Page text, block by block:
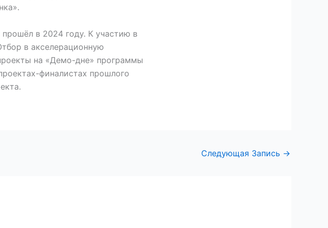
в 2024 году. К участию в
в акселерационную
на «Демо-дне» программы
финалистах прошлого
Следующая Запись →